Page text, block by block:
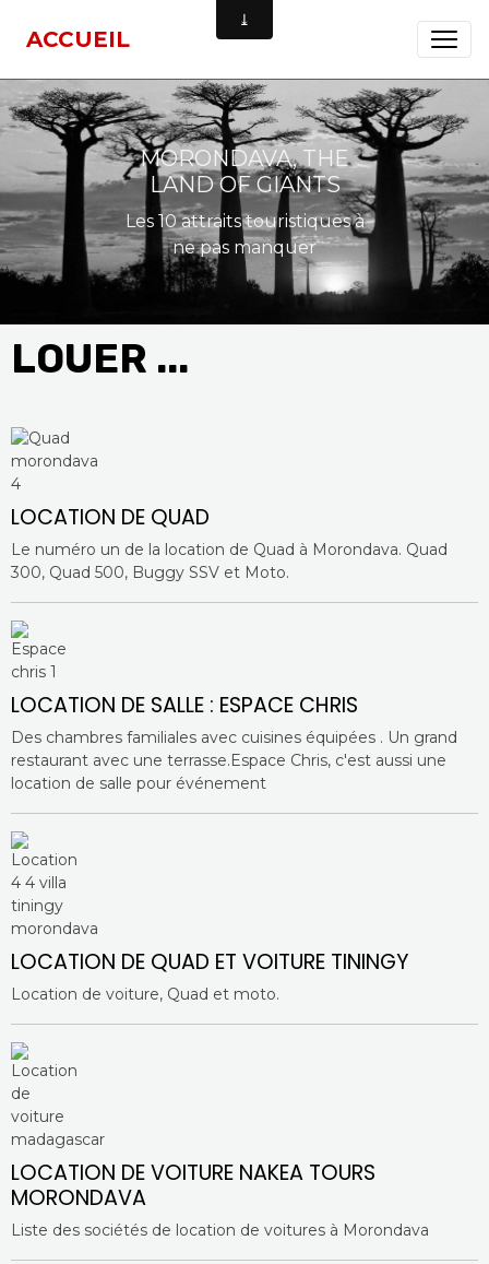
ACCUEIL
MORONDAVA, THE
LAND OF GIANTS
Les 10 attraits touristiques à
ne pas manquer
LOUER ...
LOCATION DE QUAD
Le numéro un de la location de Quad à Morondava. Quad
300, Quad 500, Buggy SSV et Moto.
LOCATION DE SALLE : ESPACE CHRIS
Des chambres familiales avec cuisines équipées . Un grand
restaurant avec une terrasse.Espace Chris, c'est aussi une
location de salle pour événement
LOCATION DE QUAD ET VOITURE TININGY
Location de voiture, Quad et moto.
LOCATION DE VOITURE NAKEA TOURS
MORONDAVA
Liste des sociétés de location de voitures à Morondava